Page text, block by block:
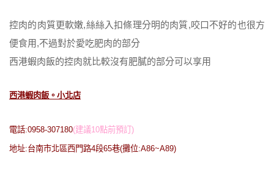
控肉的肉質更軟嫩,絲絲入扣條理分明的肉質,咬口不好的也很方
便食用,不過對於愛吃肥肉的部分
西港蝦肉飯的控肉就比較沒有肥膩的部分可以享用
西港蝦肉飯。小北店
電話:0958-307180(建議10點前預訂)
地址:台南市北區西門路4段65巷(攤位:A86~A89)